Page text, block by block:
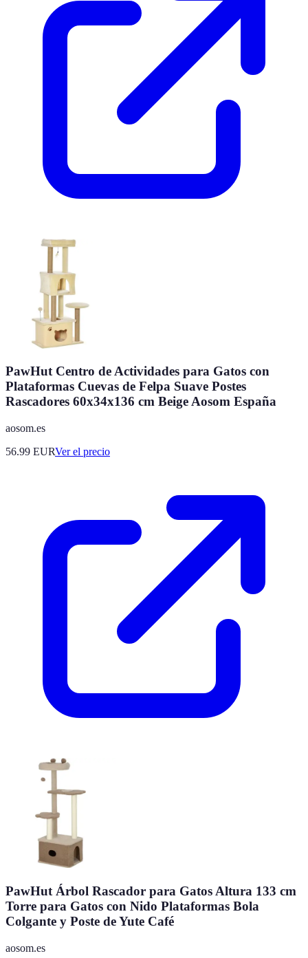
PawHut Centro de Actividades para Gatos con
Plataformas Cuevas de Felpa Suave Postes
Rascadores 60x34x136 cm Beige Aosom España
aosom.es
56.99 EURVer el precio
PawHut Árbol Rascador para Gatos Altura 133 cm
Torre para Gatos con Nido Plataformas Bola
Colgante y Poste de Yute Café
aosom.es